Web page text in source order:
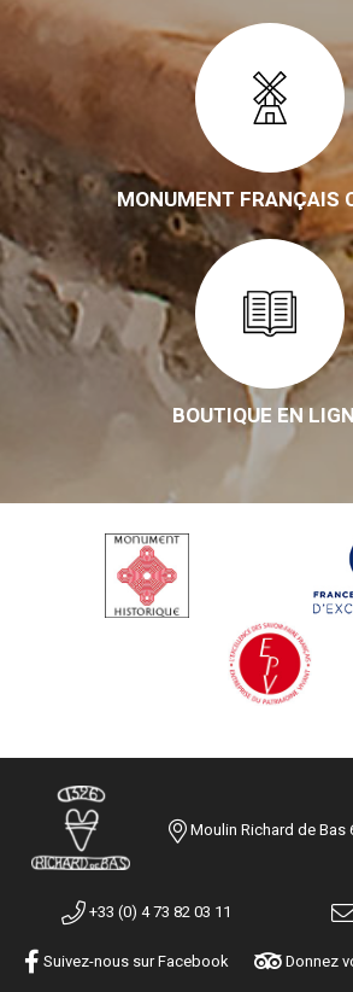
MONUMENT FRANÇAIS
BOUTIQUE EN
Moulin Richard de Bas
+33 (0) 4 73 82 03 11
Suivez-nous sur Facebook Donnez